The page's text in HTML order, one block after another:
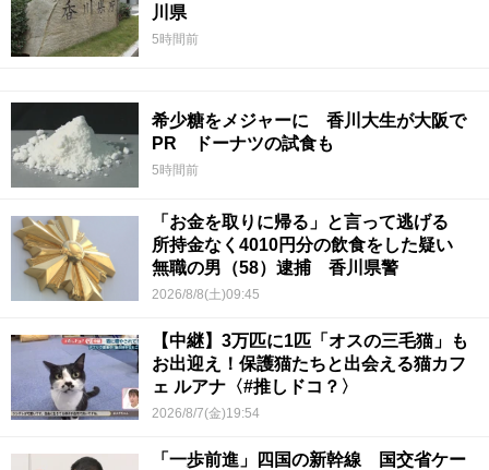
川県
5時間前
希少糖をメジャーに 香川大生が大阪で
PR ドーナツの試食も
5時間前
「お金を取りに帰る」と言って逃げる
所持金なく4010円分の飲食をした疑い
無職の男（58）逮捕 香川県警
2026/8/8(土)09:45
【中継】3万匹に1匹「オスの三毛猫」も
お出迎え！保護猫たちと出会える猫カフ
ェ ルアナ〈#推しドコ？〉
2026/8/7(金)19:54
「一歩前進」四国の新幹線 国交省ケー